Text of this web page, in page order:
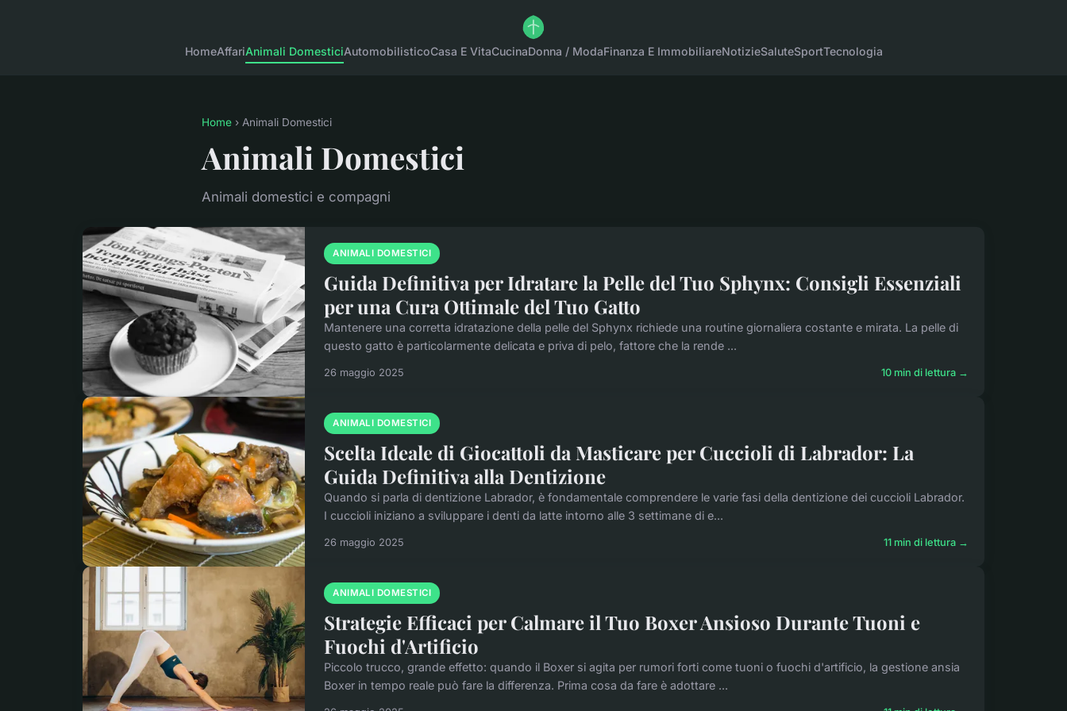
HomeAffariAnimali DomesticiAutomobilisticoCasa E VitaCucinaDonna / ModaFinanza E ImmobiliareNotizieSaluteSportTecnologia
Home › Animali Domestici
Animali Domestici
Animali domestici e compagni
ANIMALI DOMESTICI
Guida Definitiva per Idratare la Pelle del Tuo Sphynx: Consigli Essenziali
per una Cura Ottimale del Tuo Gatto
Mantenere una corretta idratazione della pelle del Sphynx richiede una routine giornaliera costante e mirata. La pelle di
questo gatto è particolarmente delicata e priva di pelo, fattore che la rende ...
26 maggio 2025 10 min di lettura →
ANIMALI DOMESTICI
Scelta Ideale di Giocattoli da Masticare per Cuccioli di Labrador: La
Guida Definitiva alla Dentizione
Quando si parla di dentizione Labrador, è fondamentale comprendere le varie fasi della dentizione dei cuccioli Labrador.
I cuccioli iniziano a sviluppare i denti da latte intorno alle 3 settimane di e...
26 maggio 2025 11 min di lettura →
ANIMALI DOMESTICI
Strategie Efficaci per Calmare il Tuo Boxer Ansioso Durante Tuoni e
Fuochi d'Artificio
Piccolo trucco, grande effetto: quando il Boxer si agita per rumori forti come tuoni o fuochi d'artificio, la gestione ansia
Boxer in tempo reale può fare la differenza. Prima cosa da fare è adottare ...